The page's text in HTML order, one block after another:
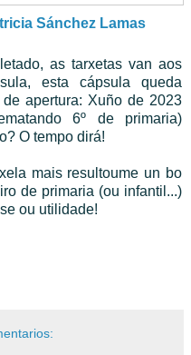
Sánchez Lamas
as tarxetas van aos
esta cápsula queda
apertura: Xuño de 2023
6º de primaria)
O tempo dirá!
mais resultoume un bo
de primaria (ou infantil...)
ou utilidade!